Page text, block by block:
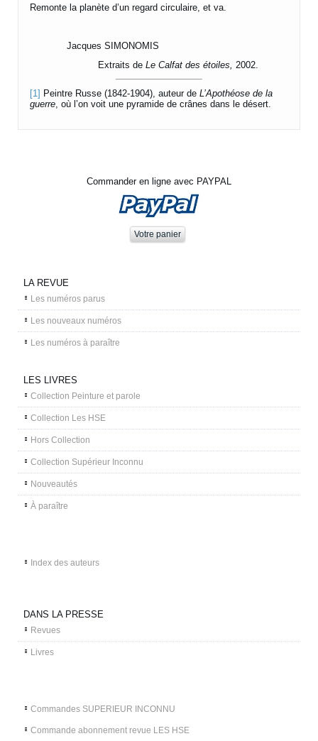
Remonte la planète d’un regard circulaire, et va.
Jacques SIMONOMIS
Extraits deLe Calfat des étoiles,2002.
[1] Peintre Russe (1842-1904), auteur deL’Apothéose de la
guerre, où l’on voit une pyramide de crânes dans le désert.
Commander en ligne avec PAYPAL
LA REVUE
Les numéros parus
Les nouveaux numéros
Les numéros à paraître
LES LIVRES
Collection Peinture et parole
Collection Les HSE
Hors Collection
Collection Supérieur Inconnu
Nouveautés
À paraître
Index des auteurs
DANS LA PRESSE
Revues
Livres
Commandes SUPERIEUR INCONNU
Commande abonnement revue LES HSE